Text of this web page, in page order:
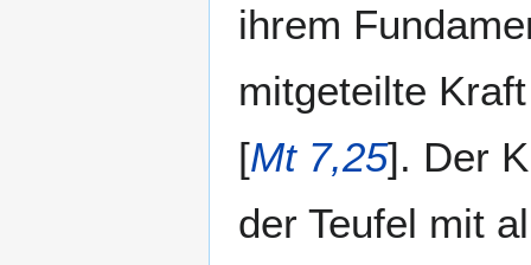
ihrem
mitgeteilte
[Mt 7,25]. Der
der Teufel mit